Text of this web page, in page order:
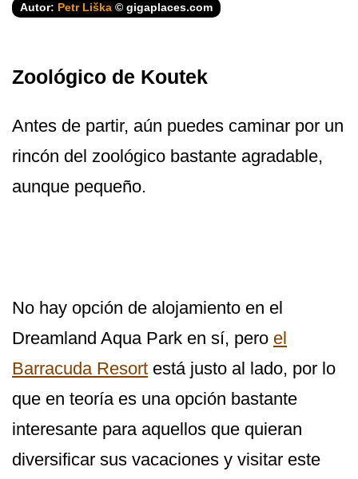
Autor: Petr Liška © gigaplaces.com
Zoológico de Koutek
Antes de partir, aún puedes caminar por un
rincón del zoológico bastante agradable,
aunque pequeño.
No hay opción de alojamiento en el
Dreamland Aqua Park en sí, pero el
Barracuda Resort está justo al lado, por lo
que en teoría es una opción bastante
interesante para aquellos que quieran
diversificar sus vacaciones y visitar este